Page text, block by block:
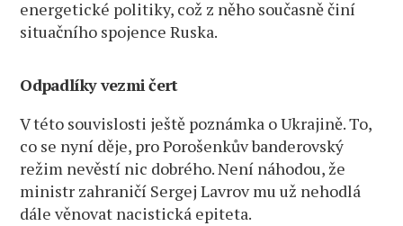
energetické politiky, což z něho současně činí
situačního spojence Ruska.
Odpadlíky vezmi čert
V této souvislosti ještě poznámka o Ukrajině. To,
co se nyní děje, pro Porošenkův banderovský
režim nevěstí nic dobrého. Není náhodou, že
ministr zahraničí Sergej Lavrov mu už nehodlá
dále věnovat nacistická epiteta.